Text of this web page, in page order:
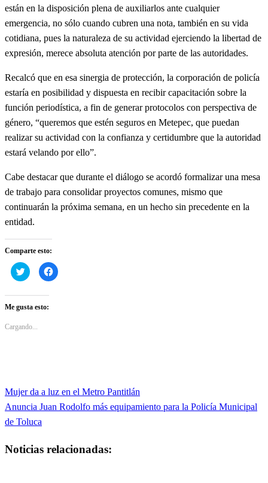
están en la disposición plena de auxiliarlos ante cualquier
emergencia, no sólo cuando cubren una nota, también en su vida
cotidiana, pues la naturaleza de su actividad ejerciendo la libertad de
expresión, merece absoluta atención por parte de las autoridades.
Recalcó que en esa sinergia de protección, la corporación de policía
estaría en posibilidad y dispuesta en recibir capacitación sobre la
función periodística, a fin de generar protocolos con perspectiva de
género, “queremos que estén seguros en Metepec, que puedan
realizar su actividad con la confianza y certidumbre que la autoridad
estará velando por ello”.
Cabe destacar que durante el diálogo se acordó formalizar una mesa
de trabajo para consolidar proyectos comunes, mismo que
continuarán la próxima semana, en un hecho sin precedente en la
entidad.
Comparte esto:
Haz
clic
en
Twitter
(Se
en
Haz
clic
Me gusta esto:
Cargando...
Navegación
de
Entrada
anterior
Mujer da a luz en el Metro Pantitlán
Entrada
siguiente
Anuncia Juan Rodolfo más equipamiento para la Policía Municipal
de Toluca
Noticias relacionadas: